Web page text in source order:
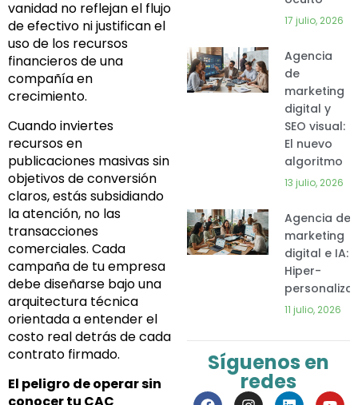
vanidad no reflejan el flujo
de efectivo ni justifican el
uso de los recursos
financieros de una
compañía en
crecimiento.
Cuando inviertes
recursos en
publicaciones masivas sin
objetivos de conversión
claros, estás subsidiando
la atención, no las
transacciones
comerciales. Cada
campaña de tu empresa
debe diseñarse bajo una
arquitectura técnica
orientada a entender el
costo real detrás de cada
contrato firmado.
El peligro de operar sin
conocer tu CAC
17 julio, 2026
Agencia
de
marketing
digital y
SEO visual:
El nuevo
algoritmo
13 julio, 2026
Agencia de
marketing
digital e IA:
Hiper-
11 julio, 2026
Síguenos en
redes
F
I
L
Y